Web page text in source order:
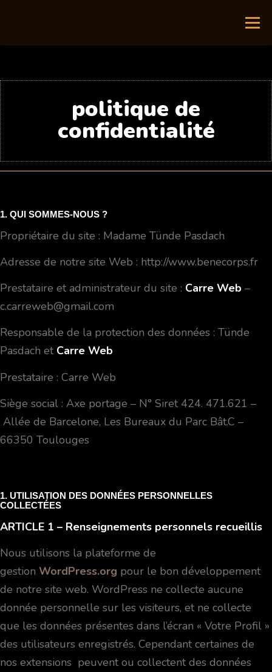
Menu
politique de
confidentialité
1. QUI SOMMES-NOUS ?
Propriétaire du site : Madame Tünde Pasdach
Adresse de notre site Web : http://www.benecorps.fr
Prestataire et administrateur du site : Carre Web –
c.carreweb@gmail.com
Responsable de la protection des données : Tünde
Pasdach et Carre Web
Prestataire : Carre Web
Siège social : Axe portage – N° Siret 424. 471.621 –
Allée de Barcelone, Les Bureaux du Parc Bât.C –
66350 Toulouges
1. UTILISATION DES DONNÉES PERSONNELLES
COLLECTÉES
ARTICLE 1 – Renseignements personnels recueillis
Nous utilisons la plateforme de
gestion WordPress.org pour le bon développement
de notre site web. WordPress ne collecte aucune
donnée personnelle sur les visiteurs, et ne collecte
que les données présentes dans l’écran « Votre Profil »
des utilisateurs enregistrés. Cependant certaines de
nos extensions peuvent ou collectent des données